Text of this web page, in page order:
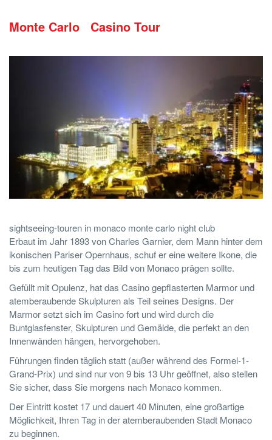
Monte Carlo Casino Tour
sightseeing-touren in monaco monte carlo night club
Erbaut im Jahr 1893 von Charles Garnier, dem Mann hinter dem
ikonischen Pariser Opernhaus, schuf er eine weitere Ikone, die
bis zum heutigen Tag das Bild von Monaco prägen sollte.
Gefüllt mit Opulenz, hat das Casino gepflasterten Marmor und
atemberaubende Skulpturen als Teil seines Designs. Der
Marmor setzt sich im Casino fort und wird durch die
Buntglasfenster, Skulpturen und Gemälde, die perfekt an den
Innenwänden hängen, hervorgehoben.
Führungen finden täglich statt (außer während des Formel-1-
Grand-Prix) und sind nur von 9 bis 13 Uhr geöffnet, also stellen
Sie sicher, dass Sie morgens nach Monaco kommen.
Der Eintritt kostet 17 und dauert 40 Minuten, eine großartige
Möglichkeit, Ihren Tag in der atemberaubenden Stadt Monaco
zu beginnen.